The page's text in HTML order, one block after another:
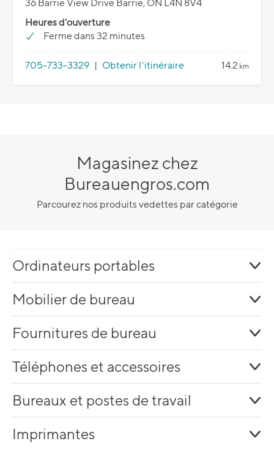
36 Barrie View Drive Barrie, ON L4N 8V4
Heures d'ouverture
Ferme dans 32 minutes
705-733-3329 | Obtenir l'itinéraire 14.2 km
Magasinez chez
Bureauengros.com
Parcourez nos produits vedettes par catégorie
Ordinateurs portables
Mobilier de bureau
Fournitures de bureau
Téléphones et accessoires
Bureaux et postes de travail
Imprimantes